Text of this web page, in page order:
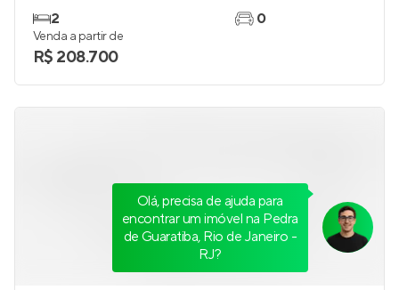
2
0
Venda a partir de
R$ 208.700
Olá, precisa de ajuda para
encontrar um imóvel na Pedra
de Guaratiba, Rio de Janeiro -
RJ?